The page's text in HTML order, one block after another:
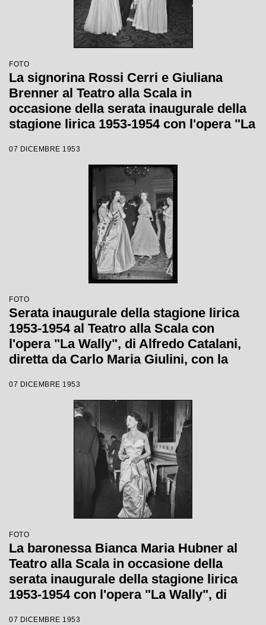
FOTO
La signorina Rossi Cerri e Giuliana
Brenner al Teatro alla Scala in
occasione della serata inaugurale della
stagione lirica 1953-1954 con l'opera "La
Carlo Maria Giulini, con la regia di
Tatiana Pavlova
07 DICEMBRE 1953
FOTO
Serata inaugurale della stagione lirica
1953-1954 al Teatro alla Scala con
l'opera "La Wally", di Alfredo Catalani,
diretta da Carlo Maria Giulini, con la
07 DICEMBRE 1953
FOTO
La baronessa Bianca Maria Hubner al
Teatro alla Scala in occasione della
serata inaugurale della stagione lirica
1953-1954 con l'opera "La Wally", di
07 DICEMBRE 1953